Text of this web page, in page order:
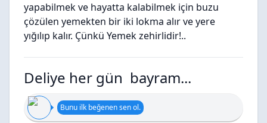
yapabilmek ve hayatta kalabilmek için buzu
çözülen yemekten bir iki lokma alır ve yere
yığılıp kalır. Çünkü Yemek zehirlidir!..
Deliye her gün bayram...
Bunu ilk beğenen sen ol.